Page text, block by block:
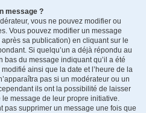
message ?
vous ne pouvez modifier ou
Vous pouvez modifier un message
sa publication) en cliquant sur le
Si quelqu’un a déjà répondu au
bas du message indiquant qu’il a été
ainsi que la date et l’heure de la
pas si un modérateur ou un
ils ont la possibilité de laisser
message de leur propre initiative.
pas supprimer un message une fois que